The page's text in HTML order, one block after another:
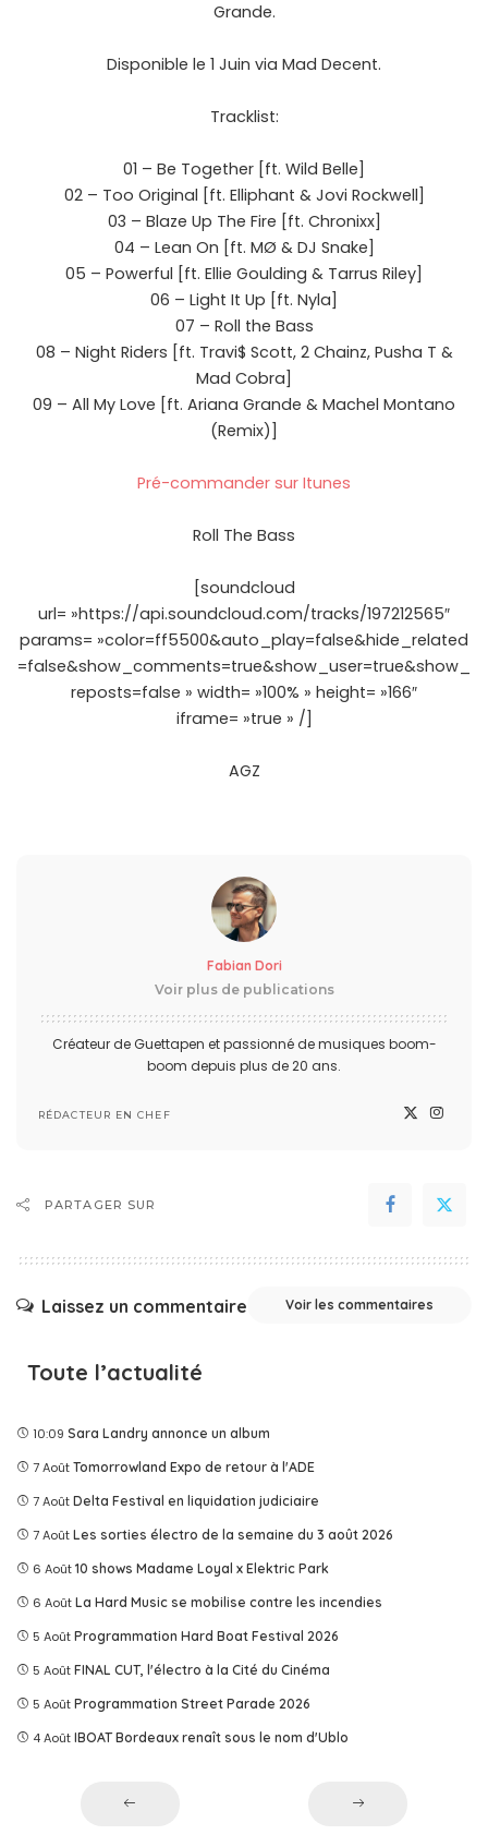
Grande.
Disponible le 1 Juin via Mad Decent.
Tracklist:
01 – Be Together [ft. Wild Belle]
02 – Too Original [ft. Elliphant & Jovi Rockwell]
03 – Blaze Up The Fire [ft. Chronixx]
04 – Lean On [ft. MØ & DJ Snake]
05 – Powerful [ft. Ellie Goulding & Tarrus Riley]
06 – Light It Up [ft. Nyla]
07 – Roll the Bass
08 – Night Riders [ft. Travi$ Scott, 2 Chainz, Pusha T &
Mad Cobra]
09 – All My Love [ft. Ariana Grande & Machel Montano
(Remix)]
Pré-commander sur Itunes
Roll The Bass
[soundcloud
url= »https://api.soundcloud.com/tracks/197212565″
params= »color=ff5500&auto_play=false&hide_related
=false&show_comments=true&show_user=true&show_
reposts=false » width= »100% » height= »166″
iframe= »true » /]
AGZ
Fabian Dori
Voir plus de publications
Créateur de Guettapen et passionné de musiques boom-
boom depuis plus de 20 ans.
RÉDACTEUR EN CHEF
PARTAGER SUR
Laissez un commentaire Voir les commentaires
Toute l’actualité
10:09 Sara Landry annonce un album
7 Août Tomorrowland Expo de retour à l'ADE
7 Août Delta Festival en liquidation judiciaire
7 Août Les sorties électro de la semaine du 3 août 2026
6 Août 10 shows Madame Loyal x Elektric Park
6 Août La Hard Music se mobilise contre les incendies
5 Août Programmation Hard Boat Festival 2026
5 Août FINAL CUT, l'électro à la Cité du Cinéma
5 Août Programmation Street Parade 2026
4 Août IBOAT Bordeaux renaît sous le nom d'Ublo